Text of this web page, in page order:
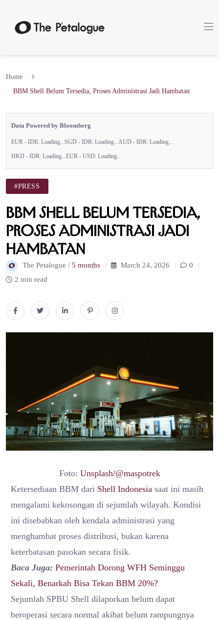
Home
BBM Shell Belum Tersedia, Proses Administrasi Jadi Hambatan
Data Powered by Bloomberg
EUR - IDR: Loading... SGD - IDR: Loading... AUD - IDR: Loading...
HKD - IDR: Loading... EUR - USD: Loading...
#PRESS
BBM Shell Belum Tersedia,
Proses Administrasi Jadi
Hambatan
The Petalogue / 5 months March 24, 2026
0
2 min read
Foto: Unsplash/@maspotrek
Ketersediaan BBM dari Shell Indonesia saat ini masih
mengalami kekosongan di sejumlah wilayah. Kondisi
ini disebabkan oleh kendala administrasi yang
menghambat proses distribusi, bukan karena
keterbatasan pasokan secara fisik.
Baca Juga: Pemerintah Dorong WFH Seminggu
Sekali, Benarkah Bisa Tekan BBM 20%?
Sejumlah SPBU Shell dilaporkan belum dapat
beroperasi secara normal akibat belum rampungnya